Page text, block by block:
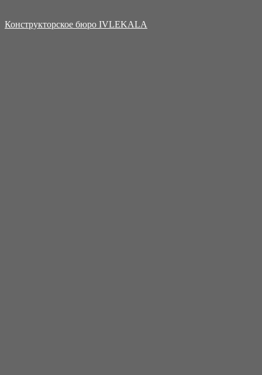
Конструкторское бюро IVLEKALA